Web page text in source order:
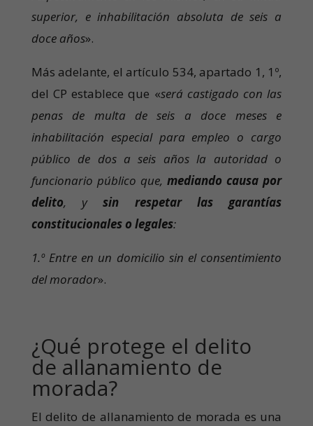
superior, e inhabilitación absoluta de seis a
doce años».
Más adelante, el artículo 534, apartado 1, 1º,
del CP establece que «será castigado con las
penas de multa de seis a doce meses e
inhabilitación especial para empleo o cargo
público de dos a seis años la autoridad o
funcionario público que,mediando causa por
delito, ysin respetar las garantías
constitucionales o legales:
1.º Entre en un domicilio sin el consentimiento
del morador».
¿Qué protege el delito
de allanamiento de
morada?
El delito de allanamiento de morada es una